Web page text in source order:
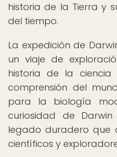
historia de la Tierra y
del tiempo.
La expedición de
un viaje de
historia de la ciencia
comprensión del
para la biología
curiosidad de
legado duradero que
científicos y